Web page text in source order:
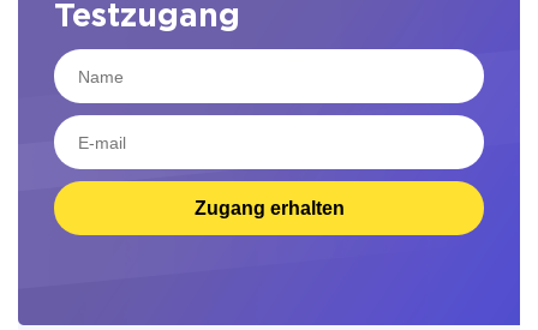
Testzugang
Zugang erhalten